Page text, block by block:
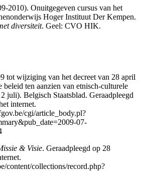
2010). Onuitgegeven cursus van het
Hoger Instituut Der Kempen.
diversiteit. Geel: CVO HIK.
tot wijziging van het decreet van 28 april
beleid ten aanzien van etnisch-culturele
juli). Belgisch Staatsblad. Geraadpleegd
internet.
cgi/article_body.pl?
07-
& Visie. Geraadpleegd op 28
content/collections/record.php?